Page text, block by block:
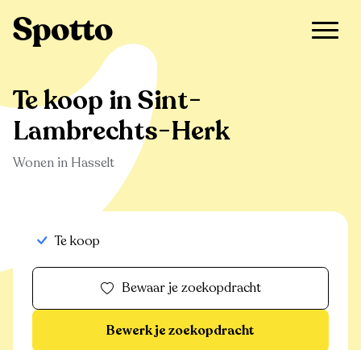
>
Te koop in Sint-
Lambrechts-Herk
Wonen in Hasselt
Te koop
Bewaar je zoekopdracht
Bewerk je zoekopdracht